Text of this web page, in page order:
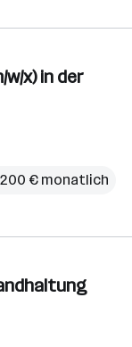
x) in der
€ monatlich